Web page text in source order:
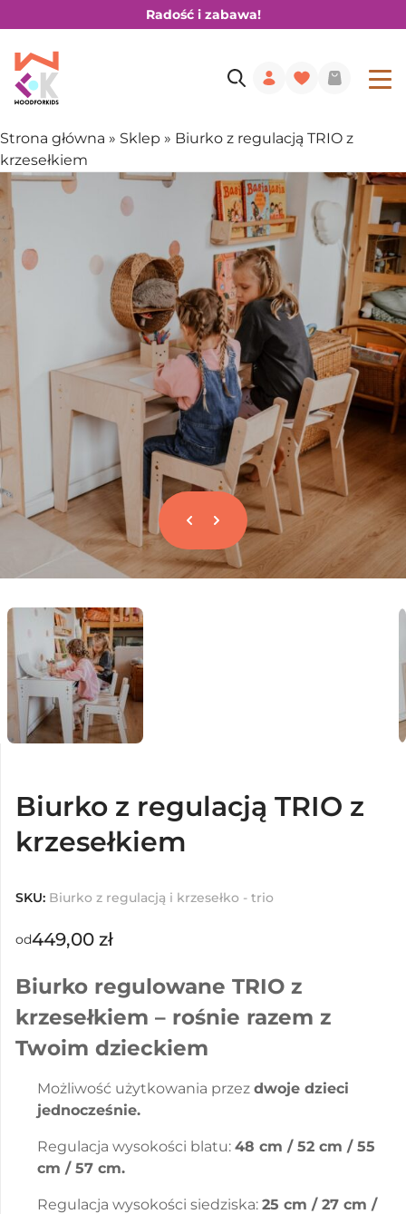
Radość i zabawa!
Strona główna » Sklep » Biurko z regulacją TRIO z
krzesełkiem
Biurko z regulacją TRIO z
krzesełkiem
SKU: Biurko z regulacją i krzesełko - trio
od449,00 zł
Biurko regulowane TRIO z
krzesełkiem – rośnie razem z
Twoim dzieckiem
Możliwość użytkowania przez dwoje dzieci
jednocześnie.
Regulacja wysokości blatu: 48 cm / 52 cm / 55
cm / 57 cm.
Regulacja wysokości siedziska: 25 cm / 27 cm /